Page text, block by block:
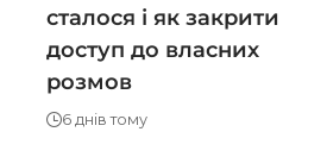
сталося і як закрити
доступ до власних
розмов
6 днів тому